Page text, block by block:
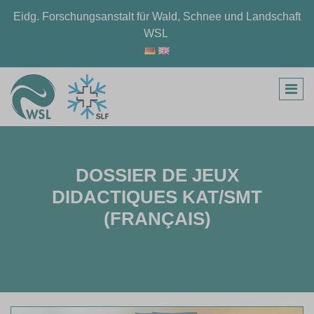
Eidg. Forschungsanstalt für Wald, Schnee und Landschaft
WSL
DOSSIER DE JEUX
DIDACTIQUES KAT/SMT
(FRANÇAIS)